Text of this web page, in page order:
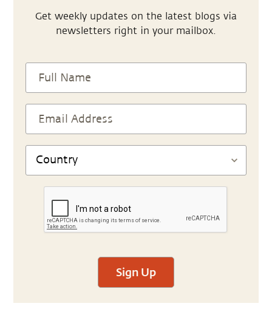
Get weekly updates on the latest blogs via
newsletters right in your mailbox.
Sign Up